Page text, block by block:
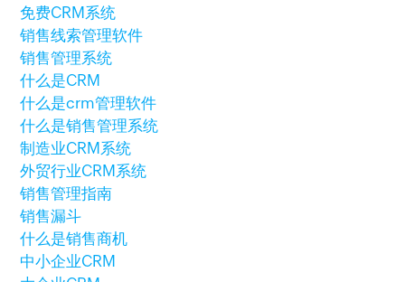
免费CRM系统
销售线索管理软件
销售管理系统
什么是CRM
什么是crm管理软件
什么是销售管理系统
制造业CRM系统
外贸行业CRM系统
销售管理指南
销售漏斗
什么是销售商机
中小企业CRM